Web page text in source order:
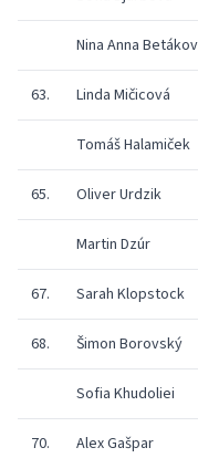
Nina Anna
63. Linda Mičicová
Tomáš Halamiček
65. Oliver Urdzik
Martin Dzúr
67. Sarah Klopstock
68. Šimon Borovský
Sofia Khudoliei
70. Alex Gašpar